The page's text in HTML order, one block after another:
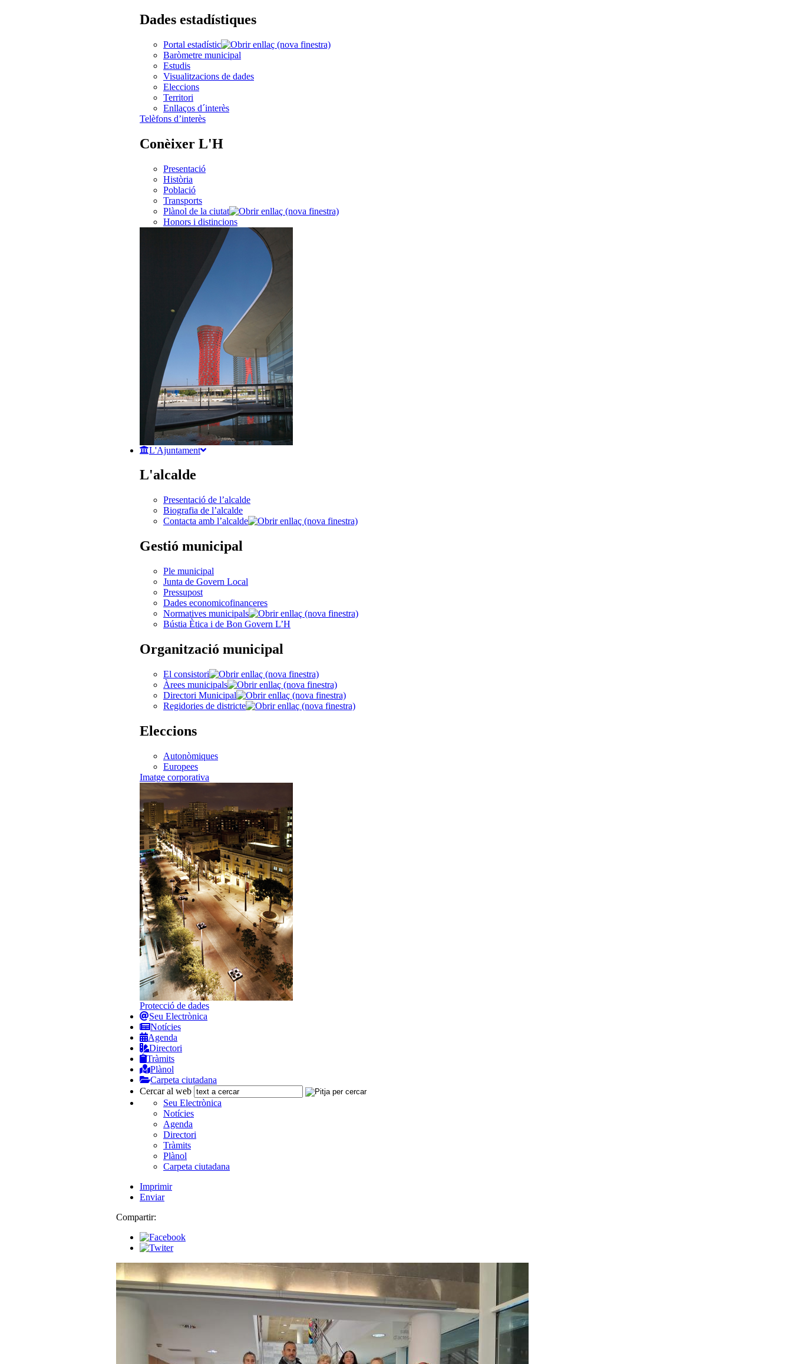
Dades estadístiques
Portal estadístic
Baròmetre municipal
Estudis
Visualitzacions de dades
Eleccions
Territori
Enllaços d´interès
Telèfons d’interès
Conèixer L'H
Presentació
Història
Població
Transports
Plànol de la ciutat
Honors i distincions
L'Ajuntament
L'alcalde
Presentació de l’alcalde
Biografia de l’alcalde
Contacta amb l’alcalde
Gestió municipal
Ple municipal
Junta de Govern Local
Pressupost
Dades economicofinanceres
Normatives municipals
Bústia Ètica i de Bon Govern L’H
Organització municipal
El consistori
Àrees municipals
Directori Municipal
Regidories de districte
Eleccions
Autonòmiques
Europees
Imatge corporativa
Protecció de dades
Seu Electrònica
Notícies
Agenda
Directori
Tràmits
Plànol
Carpeta ciutadana
Cercar al web
Seu Electrònica
Notícies
Agenda
Directori
Tràmits
Plànol
Carpeta ciutadana
Imprimir
Enviar
Compartir: